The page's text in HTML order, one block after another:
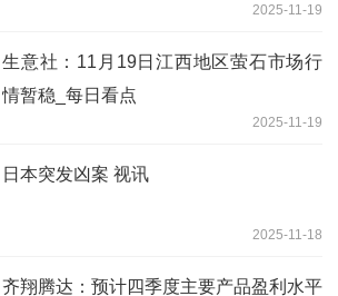
2025-11-19
生意社：11月19日江西地区萤石市场行
情暂稳_每日看点
2025-11-19
日本突发凶案 视讯
2025-11-18
齐翔腾达：预计四季度主要产品盈利水平